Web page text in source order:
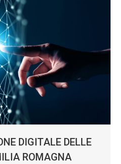
DIGITALE DELLE
ROMAGNA